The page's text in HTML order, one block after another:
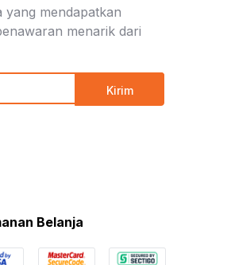
mendapatkan
menarik dari
Kirim
Belanja